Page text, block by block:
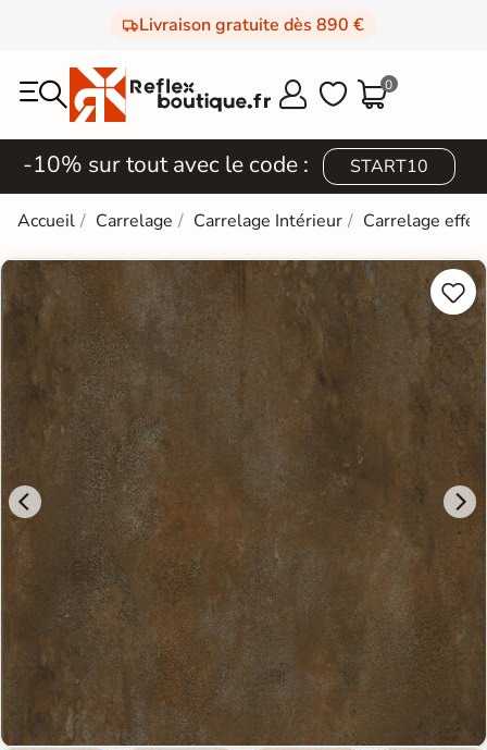
Livraison gratuite dès 890 €
  0
-10% sur tout avec le code : START10
Accueil Carrelage Carrelage Intérieur Carrelage

